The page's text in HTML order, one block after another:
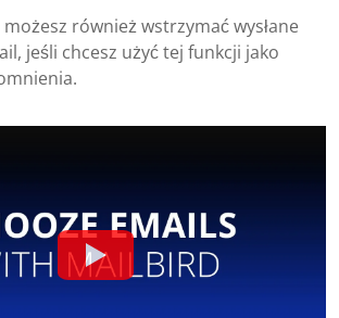
również wstrzymać wysłane
jeśli chcesz użyć tej funkcji jako